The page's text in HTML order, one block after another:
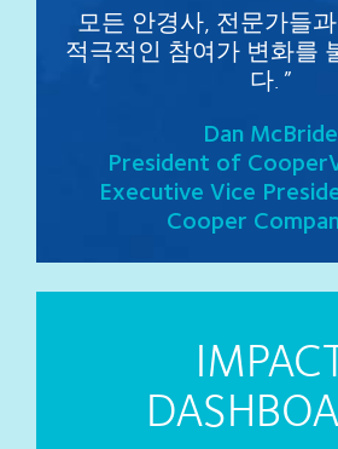
모든 안경사, 전문가들
적극적인 참여가 변화를
다. ”
Dan McBride
President of
Executive Vice
Cooper